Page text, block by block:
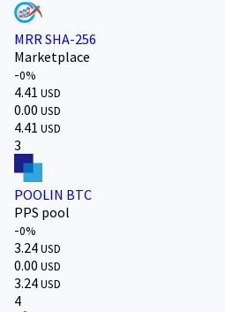
MRR SHA-256
Marketplace
-0%
4.41 USD
0.00 USD
4.41 USD
3
POOLIN BTC
PPS pool
-0%
3.24USD
0.00 USD
3.24USD
4